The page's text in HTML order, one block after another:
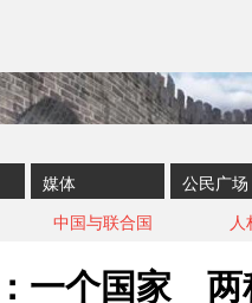
媒体 公民广场
中国与联合国 人
一个国家 两